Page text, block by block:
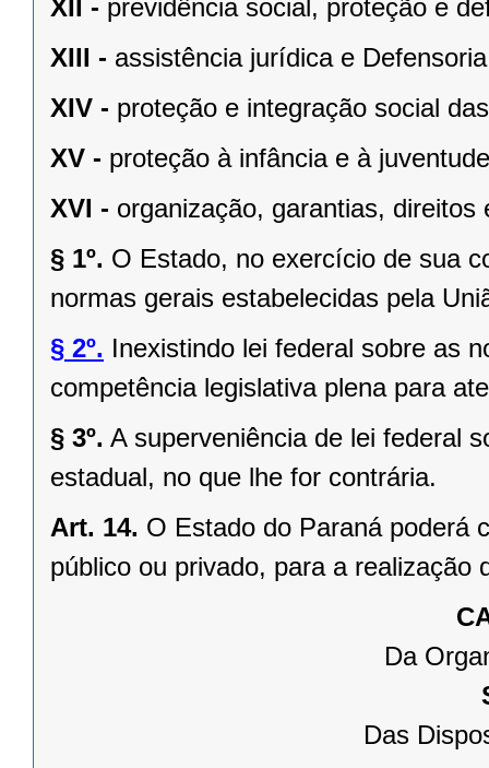
XII - previdência social, proteção e
XIII - assistência jurídica e
XIV - proteção e integração social
XV - proteção à infância e à
XVI - organização, garantias,
§ 1º. O Estado, no exercício de sua
normas gerais estabelecidas pela
§ 2º. Inexistindo lei federal sobre as
competência legislativa plena para
§ 3º. A superveniência de lei federal
estadual, no que lhe for contrária.
Art. 14. O Estado do Paraná poderá
público ou privado, para a realização
Da
Das